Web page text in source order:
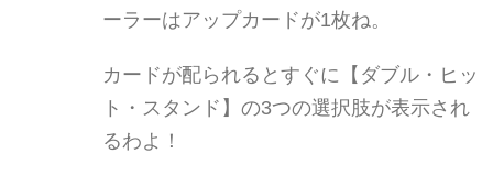
ーラーはアップカードが1枚ね。
カードが配られるとすぐに【ダブル・ヒッ
ト・スタンド】の3つの選択肢が表示され
るわよ！